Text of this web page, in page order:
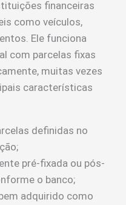
financeiras
como veículos,
Ele funciona
com parcelas fixas
muitas vezes
características
definidas no
pré-fixada ou pós-
o banco;
adquirido como